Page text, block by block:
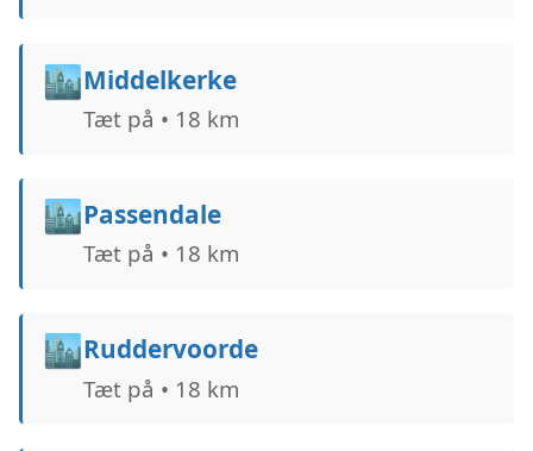
🏙️Middelkerke
Tæt på • 18 km
🏙️Passendale
Tæt på • 18 km
🏙️Ruddervoorde
Tæt på • 18 km